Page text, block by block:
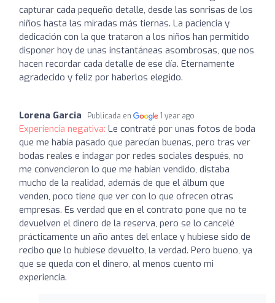
capturar cada pequeño detalle, desde las sonrisas de los
niños hasta las miradas más tiernas. La paciencia y
dedicación con la que trataron a los niños han permitido
disponer hoy de unas instantáneas asombrosas, que nos
hacen recordar cada detalle de ese día. Eternamente
agradecido y feliz por haberlos elegido.
Lorena Garcia Publicada en 1 year ago
Experiencia negativa: Le contraté por unas fotos de boda
que me había pasado que parecían buenas, pero tras ver
bodas reales e indagar por redes sociales después, no
me convencieron lo que me habían vendido, distaba
mucho de la realidad, además de que el álbum que
venden, poco tiene que ver con lo que ofrecen otras
empresas. Es verdad que en el contrato pone que no te
devuelven el dinero de la reserva, pero se lo cancelé
prácticamente un año antes del enlace y hubiese sido de
recibo que lo hubiese devuelto, la verdad. Pero bueno, ya
que se queda con el dinero, al menos cuento mi
experiencia.